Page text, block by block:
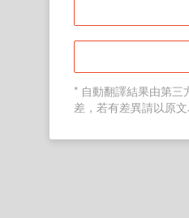
* 自動翻譯結果由第三
差，若有差異請以原文